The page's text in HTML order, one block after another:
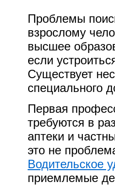
Проблемы
взрослому
высшее
если
Существует
специального
Первая
требуются в
аптеки и
это не
Водительское
приемлемые